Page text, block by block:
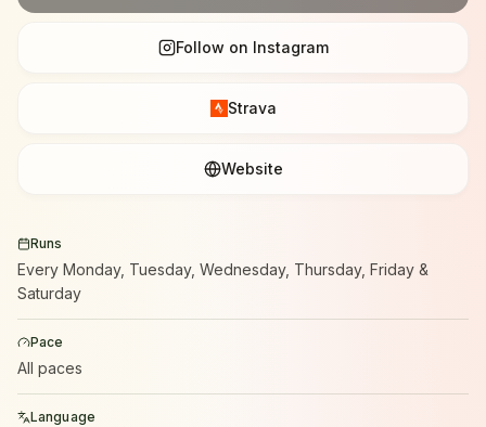
Follow on Instagram
Strava
Website
Runs
Every Monday, Tuesday, Wednesday, Thursday, Friday &
Saturday
Pace
All paces
Language